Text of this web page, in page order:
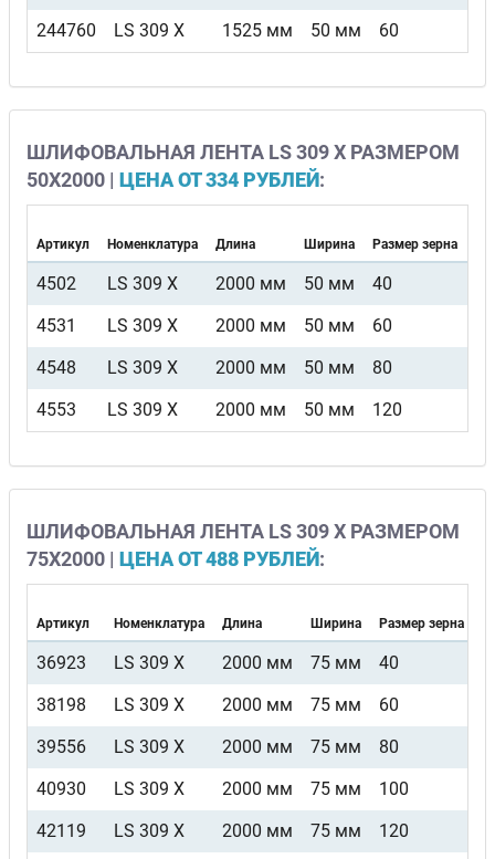
244760 LS 309 X 1525 мм 50 мм 60
ШЛИФОВАЛЬНАЯ ЛЕНТА LS 309 X РАЗМЕРОМ
50Х2000 | ЦЕНА ОТ 334 РУБЛЕЙ:
Артикул Номенклатура Длина Ширина Размер зерна
4502 LS 309 X 2000 мм 50 мм 40
4531
LS 309 X 2000 мм 50 мм 60
4548
LS 309 X 2000 мм 50 мм 80
4553
LS 309 X 2000 мм 50 мм 120
ШЛИФОВАЛЬНАЯ ЛЕНТА LS 309 X РАЗМЕРОМ
75Х2000 | ЦЕНА ОТ 488 РУБЛЕЙ:
Артикул Номенклатура Длина Ширина Размер зерна
36923 LS 309 X 2000 мм 75 мм 40
38198
LS 309 X 2000 мм 75 мм 60
39556
LS 309 X 2000 мм 75 мм 80
40930
LS 309 X 2000 мм 75 мм 100
42119
LS 309 X 2000 мм 75 мм 120